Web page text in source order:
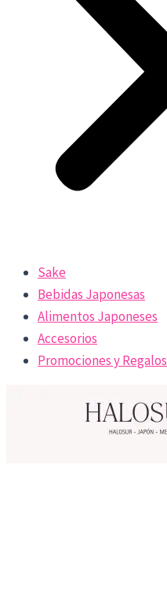
Sake
Bebidas Japonesas
Alimentos Japoneses
Accesorios
Promociones y Regalos